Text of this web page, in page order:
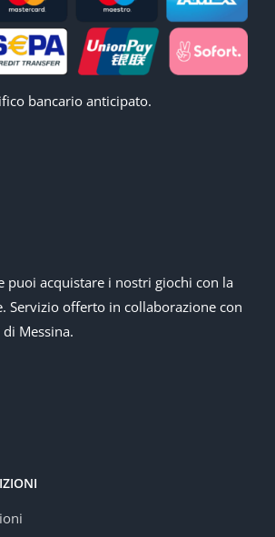
bancario anticipato.
puoi acquistare i nostri giochi con la
Servizio offerto in collaborazione con
Messina.